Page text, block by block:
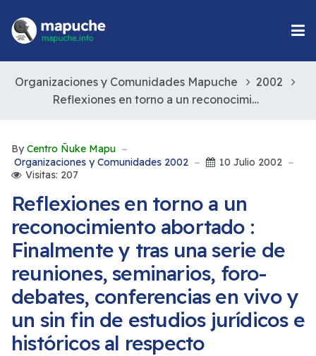
Organizaciones y Comunidades Mapuche
2002
Reflexiones en torno a un reconocimiento abortado : Finalmente y tras una serie de reuniones, seminarios, foro-debates, conferencias en vivo y un sin fin de estudios jurídicos e históricos al respecto
By Centro Ñuke Mapu
Organizaciones y Comunidades 2002
10 Julio 2002
Visitas: 207
Reflexiones en torno a un
reconocimiento abortado :
Finalmente y tras una serie de
reuniones, seminarios, foro-
debates, conferencias en vivo y
un sin fin de estudios jurídicos e
históricos al respecto